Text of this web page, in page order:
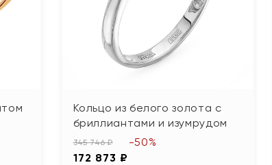
Кольцо из белого золота с
бриллиантами и изумрудом
345 746 ₽
172 873 ₽
-50%